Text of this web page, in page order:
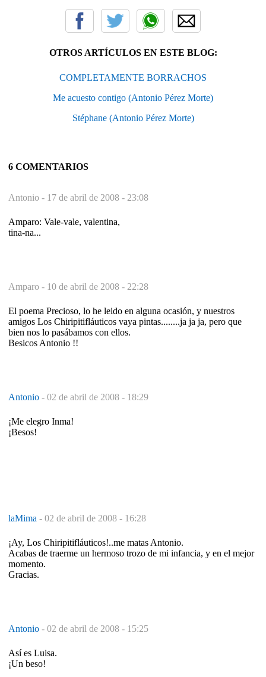
OTROS ARTÍCULOS EN ESTE BLOG:
COMPLETAMENTE BORRACHOS
Me acuesto contigo (Antonio Pérez Morte)
Stéphane (Antonio Pérez Morte)
6 COMENTARIOS
Antonio - 17 de abril de 2008 - 23:08
Amparo: Vale-vale, valentina,
tina-na...
Amparo - 10 de abril de 2008 - 22:28
El poema Precioso, lo he leido en alguna ocasión, y nuestros
amigos Los Chiripitifláuticos vaya pintas........ja ja ja, pero que
bien nos lo pasábamos con ellos.
Besicos Antonio !!
Antonio - 02 de abril de 2008 - 18:29
¡Me elegro Inma!
¡Besos!
laMima - 02 de abril de 2008 - 16:28
¡Ay, Los Chiripitifláuticos!..me matas Antonio.
Acabas de traerme un hermoso trozo de mi infancia, y en el mejor
momento.
Gracias.
Antonio - 02 de abril de 2008 - 15:25
Así es Luisa.
¡Un beso!